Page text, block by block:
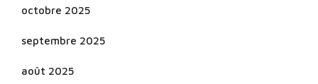
octobre 2025
septembre 2025
août 2025